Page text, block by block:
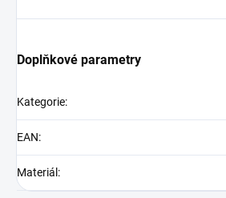
Doplňkové parametry
Kategorie:
EAN:
Materiál :